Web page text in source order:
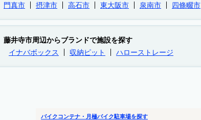
門真市
摂津市 高石市 東大阪市 泉南市 四條畷市
藤井寺市周辺からブランドで施設を探す
イナバボックス
収納ピット ハローストレージ
バイクコンテナ・月極バイク駐車場を探す